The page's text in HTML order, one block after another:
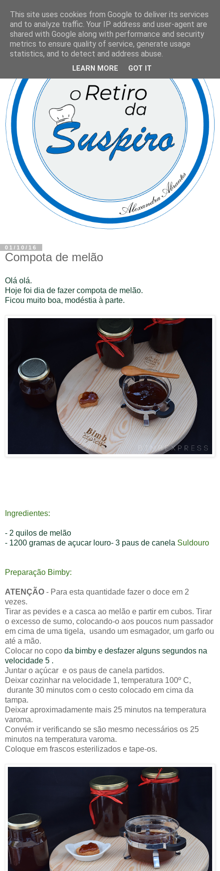
01/10/16
Compota de melão
Olá olá.
Hoje foi dia de fazer compota de melão.
Ficou muito boa, modéstia à parte.
Ingredientes:
- 2 quilos de melão
- 1200 gramas de açucar louro- 3 paus de canela Suldouro
Preparação Bimby:
ATENÇÃO - Para esta quantidade fazer o doce em 2
vezes.
Tirar as pevides e a casca ao melão e partir em cubos. Tirar
o excesso de sumo, colocando-o aos poucos num passador
em cima de uma tigela, usando um esmagador, um garfo ou
até a mão.
Colocar no copo da bimby e desfazer alguns segundos na
velocidade 5 .
Juntar o açúcar e os paus de canela partidos.
Deixar cozinhar na velocidade 1, temperatura 100º C,
durante 30 minutos com o cesto colocado em cima da
tampa.
Deixar aproximadamente mais 25 minutos na temperatura
varoma.
Convém ir verificando se são mesmo necessários os 25
minutos na temperatura varoma.
Coloque em frascos esterilizados e tape-os.
This site uses cookies from Google to deliver its services
and to analyze traffic. Your IP address and user-agent are
shared with Google along with performance and security
metrics to ensure quality of service, generate usage
statistics, and to detect and address abuse.
LEARN MORE GOT IT